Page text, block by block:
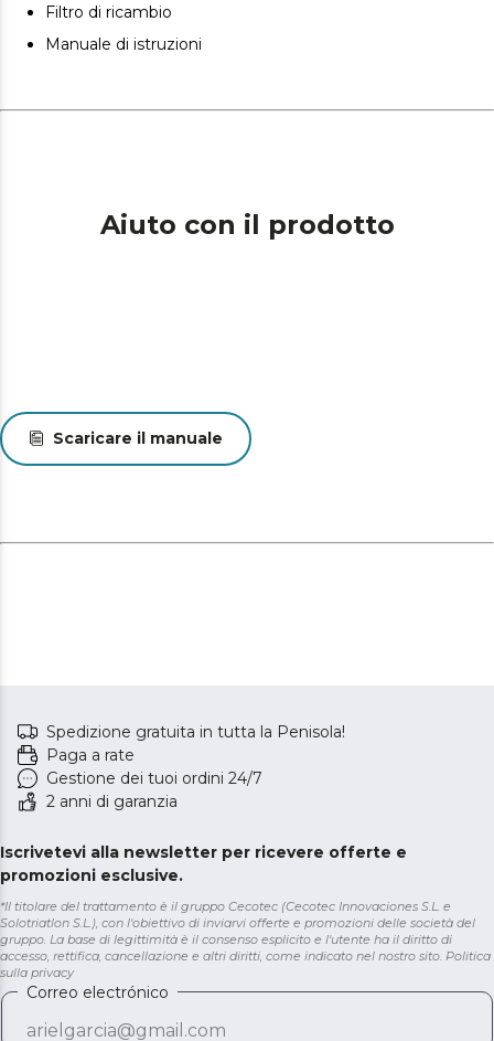
Filtro di ricambio
Manuale di istruzioni
Aiuto con il prodotto
Scaricare il manuale
Spedizione gratuita in tutta la Penisola!
Paga a rate
Gestione dei tuoi ordini 24/7
2 anni di garanzia
Iscrivetevi alla newsletter per ricevere offerte e
promozioni esclusive.
*Il titolare del trattamento è il gruppo Cecotec (Cecotec Innovaciones S.L. e
Solotriatlon S.L.), con l'obiettivo di inviarvi offerte e promozioni delle società del
gruppo. La base di legittimità è il consenso esplicito e l'utente ha il diritto di
accesso, rettifica, cancellazione e altri diritti, come indicato nel nostro sito. Politica
sulla privacy
Correo electrónico